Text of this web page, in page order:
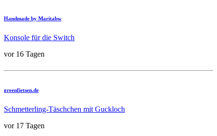
Handmade by Maritabw
Konsole für die Switch
vor 16 Tagen
greenfietsen.de
Schmetterling-Täschchen mit Guckloch
vor 17 Tagen